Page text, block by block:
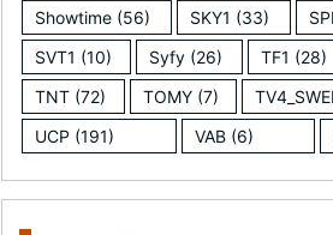
Showtime (56) SKY1 (33)
SVT1 (10) Syfy (26) TF1 (28)
TNT (72) TOMY(7)
UCP (191) VAB(6)